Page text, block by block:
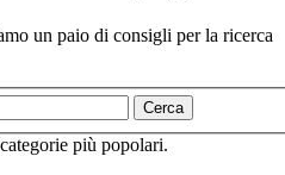
un paio di consigli per la ricerca
Cerca
più popolari.